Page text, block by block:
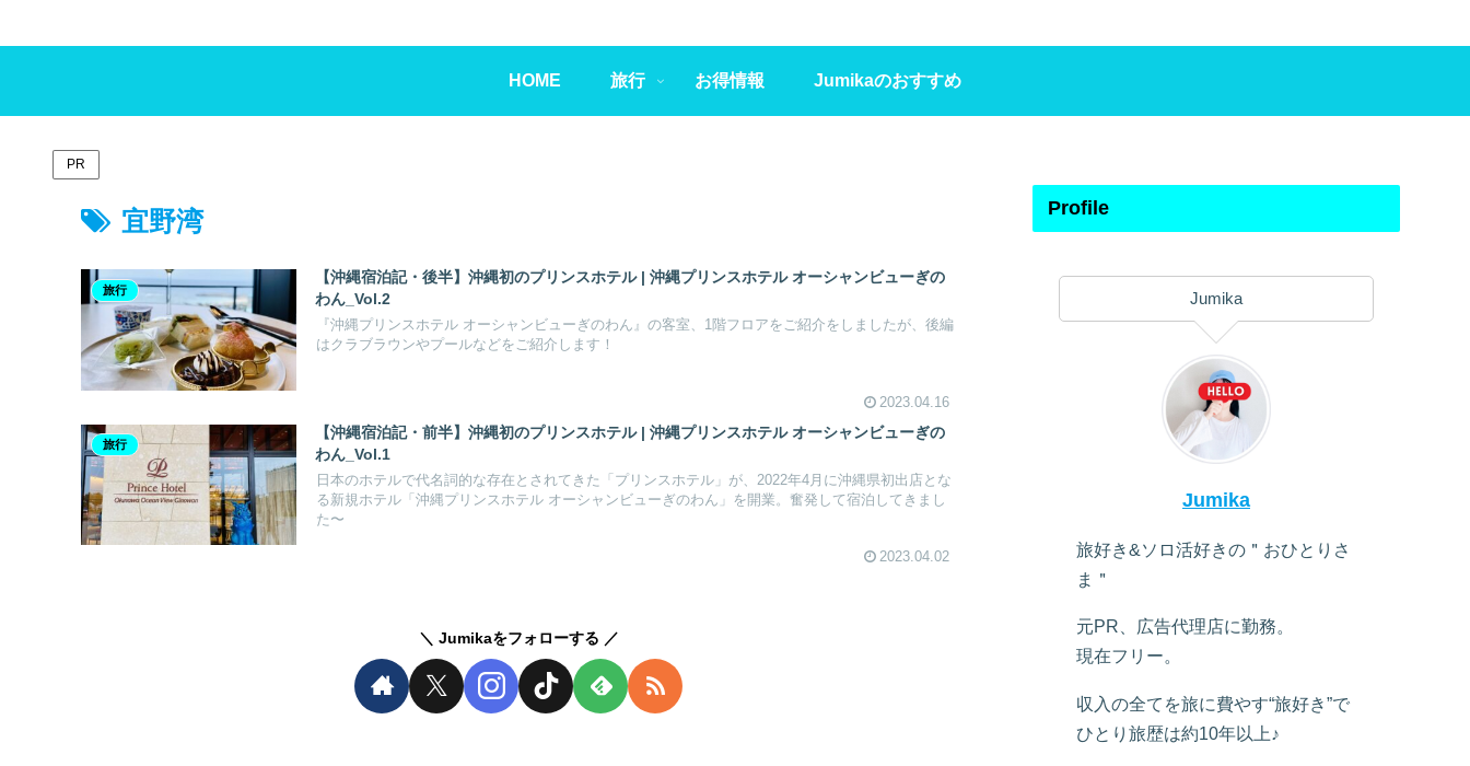
HOME 旅行 お得情報 Jumikaのおすすめ
PR
宜野湾
旅行
【沖縄宿泊記・後半】沖縄初のプリンスホテル | 沖縄プリンスホテル オーシャンビューぎの
わん_Vol.2
『沖縄プリンスホテル オーシャンビューぎのわん』の客室、1階フロアをご紹介をしましたが、後編
はクラブラウンやプールなどをご紹介します！
2023.04.16
旅行
【沖縄宿泊記・前半】沖縄初のプリンスホテル | 沖縄プリンスホテル オーシャンビューぎの
わん_Vol.1
日本のホテルで代名詞的な存在とされてきた「プリンスホテル」が、2022年4月に沖縄県初出店とな
る新規ホテル「沖縄プリンスホテル オーシャンビューぎのわん」を開業。奮発して宿泊してきまし
た〜
2023.04.02
Jumikaをフォローする
Profile
Jumika
Jumika
旅好き&ソロ活好きの＂おひとりさ
ま＂
元PR、広告代理店に勤務。
現在フリー。
収入の全てを旅に費やす“旅好き”で
ひとり旅歴は約10年以上♪